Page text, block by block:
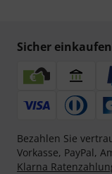
Sicher
Bezahlen Sie
Vorkasse, PayPal,
Klarna